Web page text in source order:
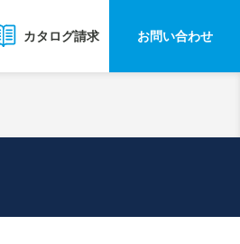
カタログ請求 お問い合わせ